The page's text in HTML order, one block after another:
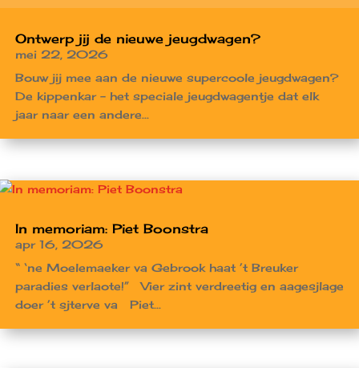
Ontwerp jij de nieuwe jeugdwagen?
mei 22, 2026
Bouw jij mee aan de nieuwe supercoole jeugdwagen?
De kippenkar – het speciale jeugdwagentje dat elk
jaar naar een andere...
In memoriam: Piet Boonstra
apr 16, 2026
“ ‘ne Moelemaeker va Gebrook haat ’t Breuker
paradies verlaote!” Vier zint verdreetig en aagesjlage
doer ’t sjterve va Piet...